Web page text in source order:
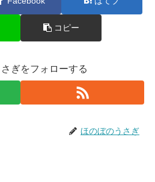
コピー
ぎをフォローする
ほのぼのうさぎ